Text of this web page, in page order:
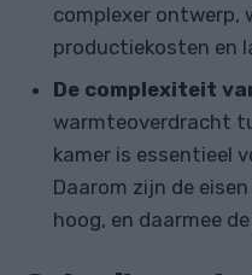
complexer
productiekosten en
De complexiteit
warmteoverdracht
kamer is essentieel
Daarom zijn de
hoog, en daarmee